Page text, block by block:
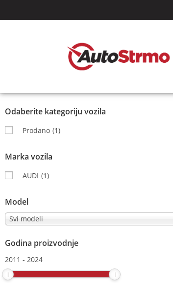
Odaberite kategoriju vozila
Prodano (1)
Marka vozila
AUDI (1)
Model
Svi modeli
Godina proizvodnje
2011 - 2024